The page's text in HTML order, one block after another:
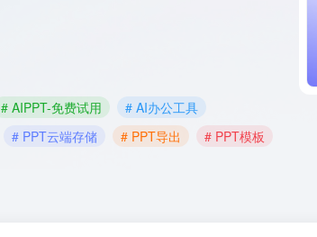
# AIPPT-免费试用
# AI办公工具
# PPT云端存储 # PPT导出
# PPT模板